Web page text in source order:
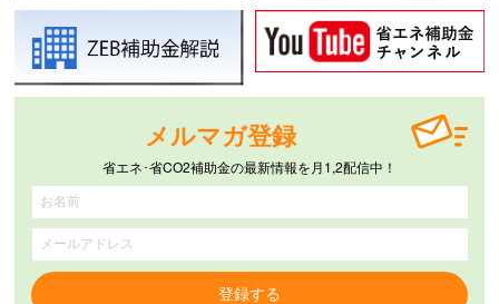
メルマガ登録
省エネ･省CO2補助金の最新情報を月1,2配信中！
登録する